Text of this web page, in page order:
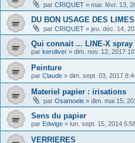
par CRIQUET » mar. févr. 13,
DU BON USAGE DES
par CRIQUET » jeu. déc. 14,
Qui connait ... LINE-X spray
par keroliver » dim. nov. 12, 2017
Peinture
par Claude » dim. sept. 03, 2017
Materiel papier : irisations
par Osamoele » dim. mai 15,
Sens du papier
par Edwige » lun. sept. 15, 2014
VERRIERES